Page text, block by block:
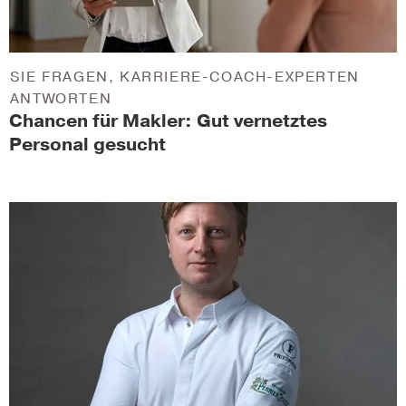
Chancen für Makler: Gut vernetztes
Personal gesucht
SIE FRAGEN, KARRIERE-COACH-EXPERTEN
ANTWORTEN